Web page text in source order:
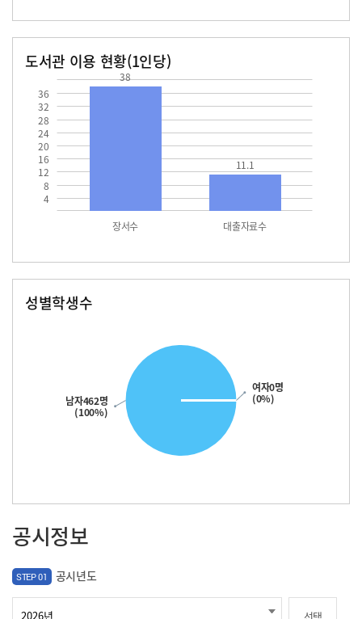
도서관 이용 현황(1인당)
4
8
12
16
20
24
28
32
36
장서수 대출자료수
38
11.1
성별학생수
남자462명
(100%)
여자0명
(0%)
공시정보
STEP 01 공시년도